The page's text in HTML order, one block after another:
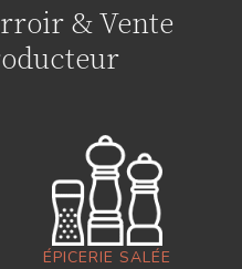
& Vente
ÉPICERIE SALÉE